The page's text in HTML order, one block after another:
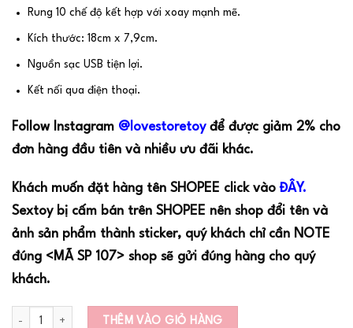
Rung 10 chế độ kết hợp với xoay mạnh mẽ.
Kích thước: 18cm x 7,9cm.
Nguồn sạc USB tiện lợi.
Kết nối qua điện thoại.
Follow Instagram @lovestoretoyđể được giảm 2% cho
đơn hàng đầu tiên và nhiều ưu đãi khác.
Khách muốn đặt hàng tên SHOPEE click vàoĐÂY.
Sextoy bị cấm bán trên SHOPEE nên shop đổi tên và
ảnh sản phẩm thành sticker, quý khách chỉ cần NOTE
đúng <MÃ SP 107> shop sẽ gửi đúng hàng cho quý
khách.
Số lượng
THÊM VÀO GIỎ HÀNG